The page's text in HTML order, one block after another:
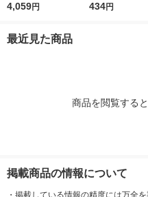
49328530 1セット(70
4,059円
0ml 1004 1本
434円
最近見た商品
商品を閲覧する
掲載商品の情報について